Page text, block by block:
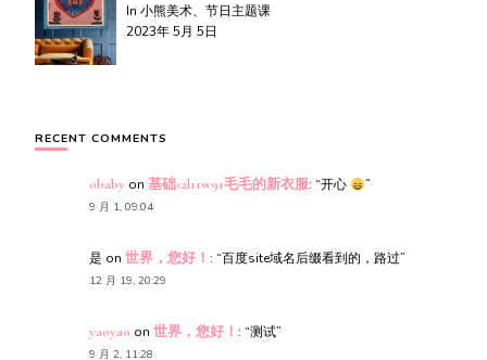
In 小熊美术、节日主题课
2023年 5月 5日
RECENT COMMENTS
obaby on 基础s2l11w91毛毛的新衣服: “开心 ”
9 月 1, 09:04
是 on 世界，您好！ : “百度site域名后缀看到的，路过”
12 月 19, 20:29
yaoyao on 世界，您好！ : “测试”
9 月 2, 11:28